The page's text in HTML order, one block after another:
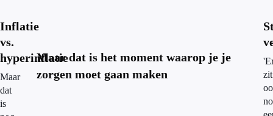
Inflatie
vs.
hyperinflatie
Maar
dat
is
Maar dat is het moment waarop je je
zorgen moet gaan maken
zit